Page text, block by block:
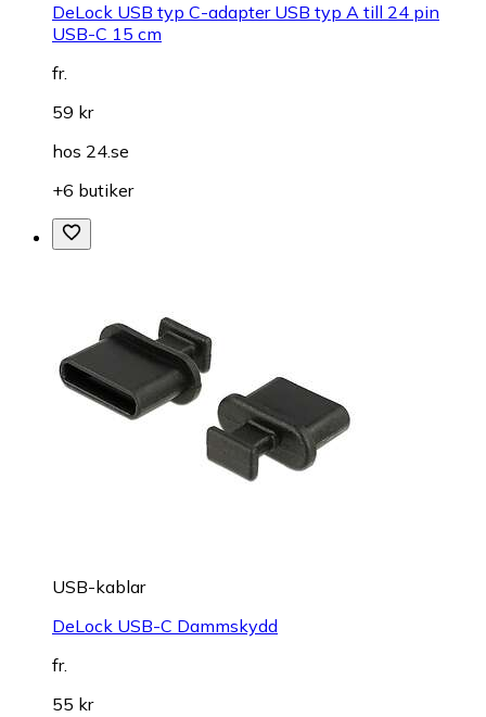
DeLock USB typ C-adapter USB typ A till 24 pin
USB-C 15 cm
fr.
59 kr
hos 24.se
+6 butiker
USB-kablar
DeLock USB-C Dammskydd
fr.
55 kr